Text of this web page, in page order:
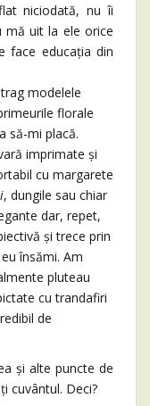
niciodată, nu îi
mă uit la ele orice
face educația din
modelele
florale
să-mi placă.
imprimate și
cu margarete
, dungile sau chiar
dar, repet,
și trece prin
însămi. Am
pluteau
cu trandafiri
de
și alte puncte de
cuvântul. Deci?